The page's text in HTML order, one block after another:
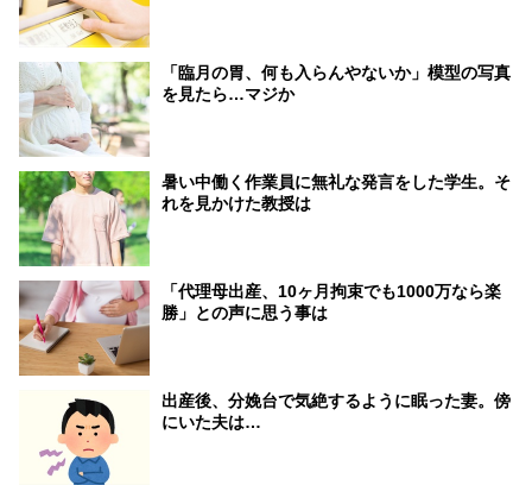
「臨月の胃、何も入らんやないか」模型の写真
を見たら…マジか
暑い中働く作業員に無礼な発言をした学生。そ
れを見かけた教授は
「代理母出産、10ヶ月拘束でも1000万なら楽
勝」との声に思う事は
出産後、分娩台で気絶するように眠った妻。傍
にいた夫は…